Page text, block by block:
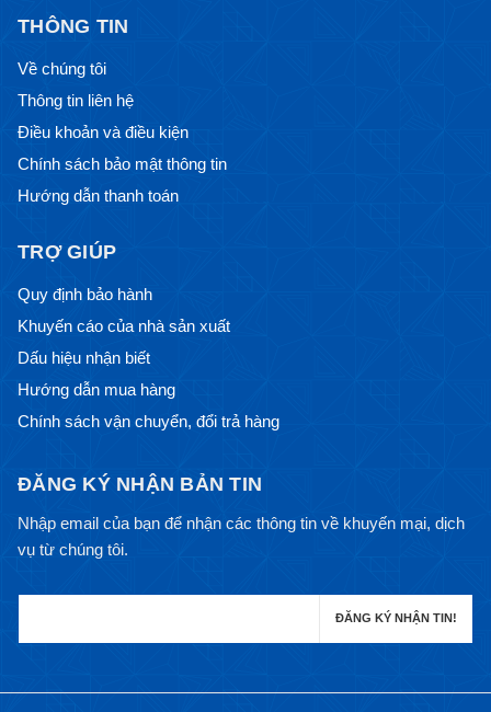
THÔNG TIN
Về chúng tôi
Thông tin liên hệ
Điều khoản và điều kiện
Chính sách bảo mật thông tin
Hướng dẫn thanh toán
TRỢ GIÚP
Quy định bảo hành
Khuyến cáo của nhà sản xuất
Dấu hiệu nhận biết
Hướng dẫn mua hàng
Chính sách vận chuyển, đổi trả hàng
ĐĂNG KÝ NHẬN BẢN TIN
Nhập email của bạn để nhận các thông tin về khuyến mại, dịch
vụ từ chúng tôi.